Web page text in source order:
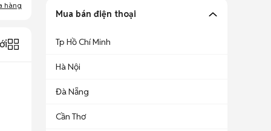
hàng
Mua bán điện thoại
Tp Hồ Chí Minh
Hà Nội
Đà Nẵng
Cần Thơ